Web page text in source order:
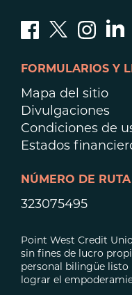
FORMULARIOS Y
Mapa del sitio
Divulgaciones
Condiciones de
Estados
NÚMERO DE RUTA
323075495
Point West Credit
sin fines de lucro
personal bilingüe listo
lograr el